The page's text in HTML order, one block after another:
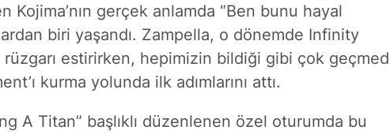
Kojima’nın gerçek anlamda “Ben bunu hayal
biri yaşandı. Zampella, o dönemde Infinity
rüzgarı estirirken, hepimizin bildiği gibi çok
kurma yolunda ilk adımlarını attı.
A Titan” başlıklı düzenlenen özel oturumda bu